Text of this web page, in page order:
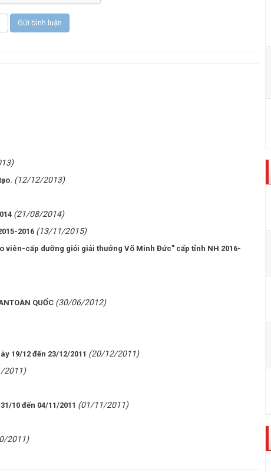
(12/12/2013)
(21/08/2014)
2016 (13/11/2015)
viên-cấp dưỡng giỏi giải thưởng Võ Minh Đức" cấp tỉnh NH 2016-
QUỐC (30/06/2012)
19/12 đến 23/12/2011 (20/12/2011)
2011)
10 đến 04/11/2011 (01/11/2011)
2011)